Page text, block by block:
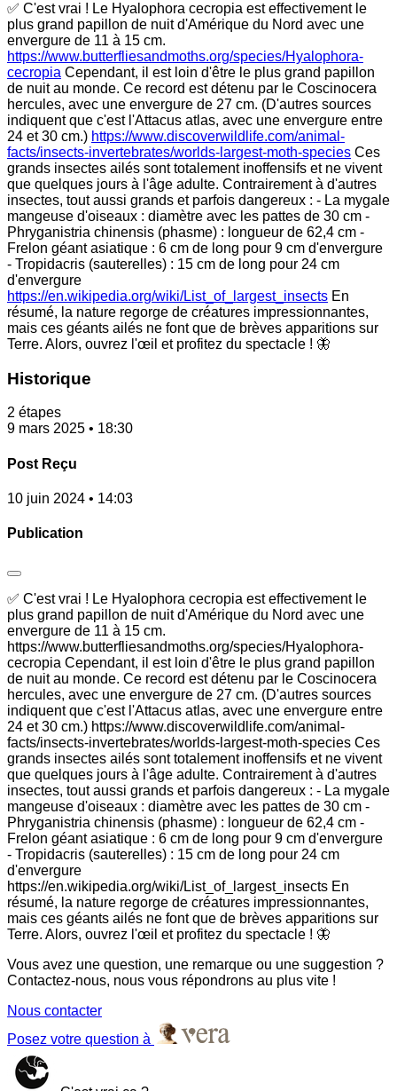
✅ C'est vrai ! Le Hyalophora cecropia est effectivement le
plus grand papillon de nuit d'Amérique du Nord avec une
envergure de 11 à 15 cm.
https://www.butterfliesandmoths.org/species/Hyalophora-
cecropia Cependant, il est loin d'être le plus grand papillon
de nuit au monde. Ce record est détenu par le Coscinocera
hercules, avec une envergure de 27 cm. (D'autres sources
indiquent que c'est l'Attacus atlas, avec une envergure entre
24 et 30 cm.) https://www.discoverwildlife.com/animal-
facts/insects-invertebrates/worlds-largest-moth-species Ces
grands insectes ailés sont totalement inoffensifs et ne vivent
que quelques jours à l'âge adulte. Contrairement à d'autres
insectes, tout aussi grands et parfois dangereux : - La mygale
mangeuse d'oiseaux : diamètre avec les pattes de 30 cm -
Phryganistria chinensis (phasme) : longueur de 62,4 cm -
Frelon géant asiatique : 6 cm de long pour 9 cm d'envergure
- Tropidacris (sauterelles) : 15 cm de long pour 24 cm
d'envergure
https://en.wikipedia.org/wiki/List_of_largest_insects En
résumé, la nature regorge de créatures impressionnantes,
mais ces géants ailés ne font que de brèves apparitions sur
Terre. Alors, ouvrez l'œil et profitez du spectacle ! 🦋
Historique
2 étapes
9 mars 2025 • 18:30
Post Reçu
10 juin 2024 • 14:03
Publication
✅ C'est vrai ! Le Hyalophora cecropia est effectivement le
plus grand papillon de nuit d'Amérique du Nord avec une
envergure de 11 à 15 cm.
https://www.butterfliesandmoths.org/species/Hyalophora-
cecropia Cependant, il est loin d'être le plus grand papillon
de nuit au monde. Ce record est détenu par le Coscinocera
hercules, avec une envergure de 27 cm. (D'autres sources
indiquent que c'est l'Attacus atlas, avec une envergure entre
24 et 30 cm.) https://www.discoverwildlife.com/animal-
facts/insects-invertebrates/worlds-largest-moth-species Ces
grands insectes ailés sont totalement inoffensifs et ne vivent
que quelques jours à l'âge adulte. Contrairement à d'autres
insectes, tout aussi grands et parfois dangereux : - La mygale
mangeuse d'oiseaux : diamètre avec les pattes de 30 cm -
Phryganistria chinensis (phasme) : longueur de 62,4 cm -
Frelon géant asiatique : 6 cm de long pour 9 cm d'envergure
- Tropidacris (sauterelles) : 15 cm de long pour 24 cm
d'envergure
https://en.wikipedia.org/wiki/List_of_largest_insects En
résumé, la nature regorge de créatures impressionnantes,
mais ces géants ailés ne font que de brèves apparitions sur
Terre. Alors, ouvrez l'œil et profitez du spectacle ! 🦋
Vous avez une question, une remarque ou une suggestion ?
Contactez-nous, nous vous répondrons au plus vite !
Nous contacter
Posez votre question à